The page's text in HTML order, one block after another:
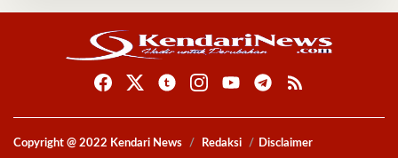
Copyright @ 2022 Kendari News Redaksi Disclaimer